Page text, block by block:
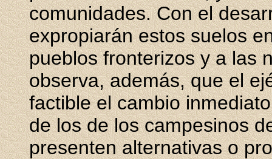
comunidades. Con el
expropiarán estos suelos
pueblos fronterizos y a las
observa, además, que el
factible el cambio
de los de los campesinos
presenten alternativas o